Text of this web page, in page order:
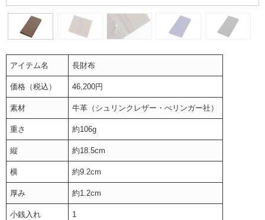
アイテム名 長財布
価格（税込） 46,200円
素材 牛革（シュリンクレザー・ぺリンガー社）
重さ 約106g
縦 約18.5cm
横 約9.2cm
厚み 約1.2cm
小銭入れ 1